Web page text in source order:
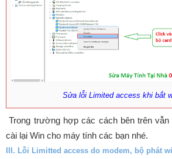
Sửa lỗi Limited access khi bắt
Trong trường hợp các cách bên trên
cài lại Win cho máy tính các bạn nhé.
III. Lỗi Limitted access do modem, bộ phát